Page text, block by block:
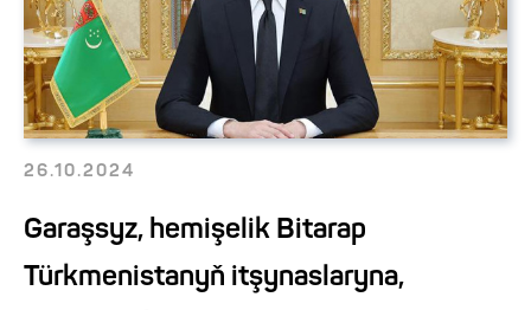
26.10.2024
Garaşsyz, hemişelik Bitarap
Türkmenistanyň itşynaslaryna,